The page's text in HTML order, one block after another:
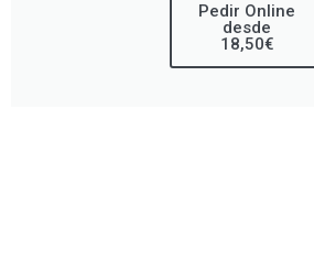
Pedir Online
desde
18,50€